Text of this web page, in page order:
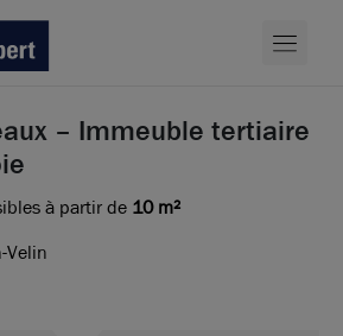
– Immeuble tertiaire
à partir de 10 m²
Velin